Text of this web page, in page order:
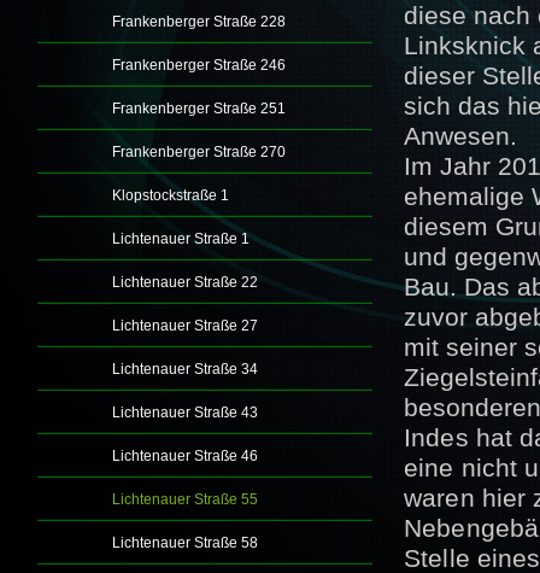
Frankenberger Straße 228
Frankenberger Straße 246
Frankenberger Straße 251
Frankenberger Straße 270
Klopstockstraße 1
Lichtenauer Straße 1
Lichtenauer Straße 22
Lichtenauer Straße 27
Lichtenauer Straße 34
Lichtenauer Straße 43
Lichtenauer Straße 46
Lichtenauer Straße 55
Lichtenauer Straße 58
diese nach
Linksknick
dieser
sich das
Anwesen.
Im Jahr
ehemalige
diesem
und
Bau. Das
zuvor
mit seiner
Indes hat
eine nicht
waren hier
Stelle